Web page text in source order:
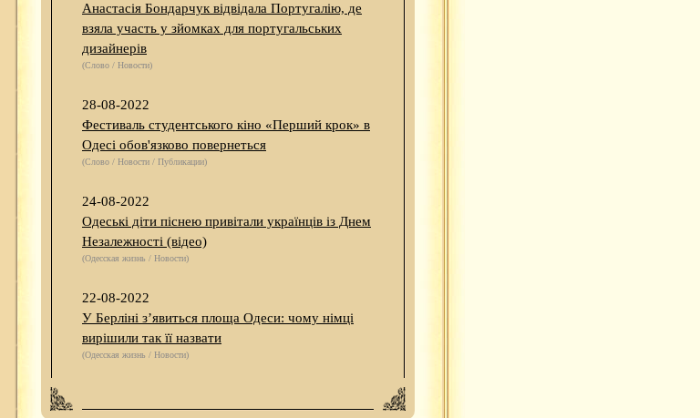
Анастасія Бондарчук відвідала Португалію, де
взяла участь у зйомках для португальських
дизайнерів
(Слово / Новости)
28-08-2022
Фестиваль студентського кіно «Перший крок» в
Одесі обов'язково повернеться
(Слово / Новости / Публикации)
24-08-2022
Одеські діти піснею привітали українців із Днем
Незалежності (відео)
(Одесская жизнь / Новости)
22-08-2022
У Берліні з’явиться площа Одеси: чому німці
вирішили так її назвати
(Одесская жизнь / Новости)